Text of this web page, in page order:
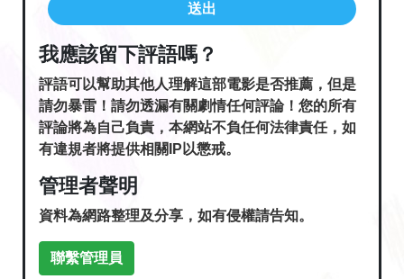
送出
我應該留下評語嗎？
評語可以幫助其他人理解這部電影是否推薦，但是
請勿暴雷！請勿透漏有關劇情任何評論！您的所有
評論將為自己負責，本網站不負任何法律責任，如
有違規者將提供相關IP以懲戒。
管理者聲明
資料為網路整理及分享，如有侵權請告知。
聯繫管理員